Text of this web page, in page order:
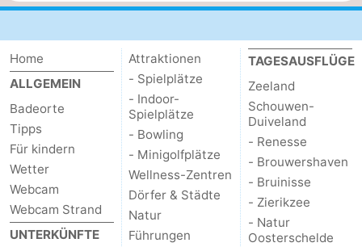
Het
Zwin
Kontakt
Home
ALLGEMEIN
Badeorte
Tipps
Für kindern
Wetter
Webcam
Webcam Strand
UNTERKÜNFTE
Attraktionen
- Spielplätze
- Indoor-
Spielplätze
- Bowling
- Minigolfplätze
Wellness-Zentren
Dörfer & Städte
Natur
Führungen
TAGESAUSFLÜGE
Zeeland
Schouwen-
Duiveland
- Renesse
- Brouwershaven
- Bruinisse
- Zierikzee
- Natur
Oosterschelde